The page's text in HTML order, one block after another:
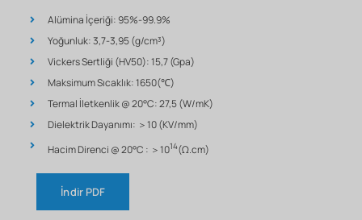
Alümina İçeriği: 95%-99.9%
Yoğunluk: 3,7-3,95 (g/cm³)
Vickers Sertliği (HV50): 15,7 (Gpa)
Maksimum Sıcaklık: 1650(℃)
Termal İletkenlik @ 20°C: 27,5 (W/mK)
Dielektrik Dayanımı: ＞10 (KV/mm)
Hacim Direnci @ 20°C : ＞1014(Ω.cm)
İndir PDF